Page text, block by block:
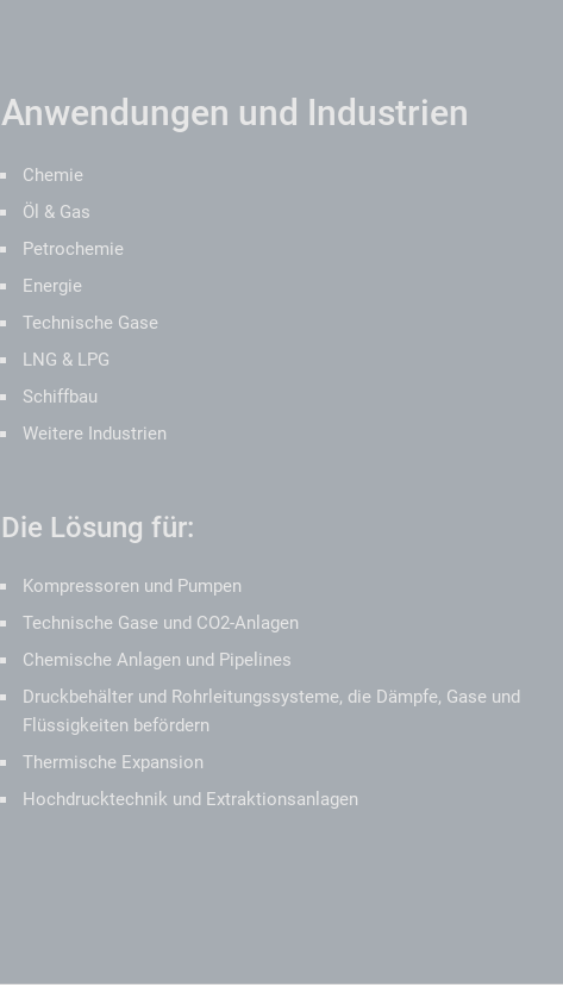
Anwendungen und Industrien
Chemie
Öl & Gas
Petrochemie
Energie
Technische Gase
LNG & LPG
Schiffbau
Weitere Industrien
Die Lösung für:
Kompressoren und Pumpen
Technische Gase und CO2-Anlagen
Chemische Anlagen und Pipelines
Druckbehälter und Rohrleitungssysteme, die Dämpfe, Gase und
Flüssigkeiten befördern
Thermische Expansion
Hochdrucktechnik und Extraktionsanlagen